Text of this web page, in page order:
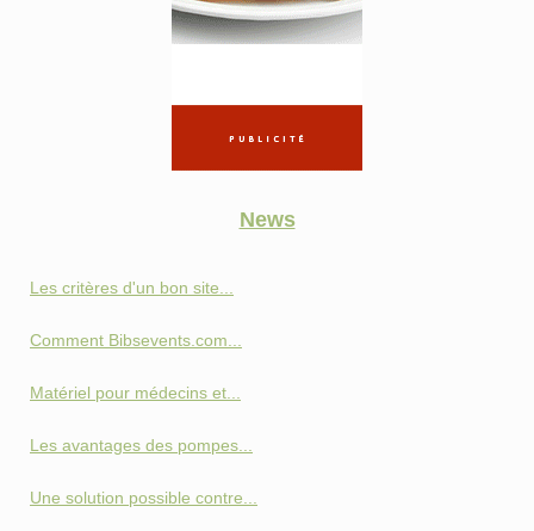
News
Les critères d'un bon site...
Comment Bibsevents.com...
Matériel pour médecins et...
Les avantages des pompes...
Une solution possible contre...